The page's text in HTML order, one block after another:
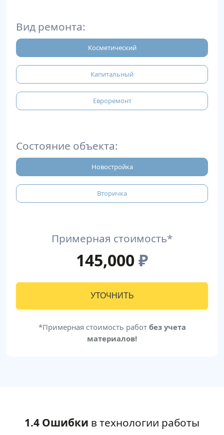
Вид ремонта:
Косметический
Капитальный
Евроремонт
Состояние объекта:
Новостройка
Вторичка
Примерная стоимость*
145,000₽
УТОЧНИТЬ
*Примерная стоимость работ без учета
материалов!
1.4 Ошибки в технологии работы